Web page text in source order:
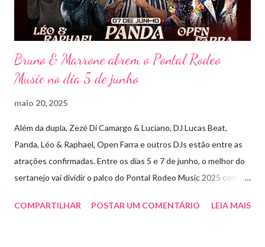
Detonautas, cria...
Bruno & Marrone abrem o Pontal Rodeo
Music no dia 5 de junho
maio 20, 2025
Além da dupla, Zezé Di Camargo & Luciano, DJ Lucas Beat,
Panda, Léo & Raphael, Open Farra e outros DJs estão entre as
atrações confirmadas. Entre os dias 5 e 7 de junho, o melhor do
sertanejo vai dividir o palco do Pontal Rodeo Music 2025 com o
outras atrações. Esta edição da festa, que ocupa lugar de
COMPARTILHAR POSTAR UM COMENTÁRIO LEIA MAIS